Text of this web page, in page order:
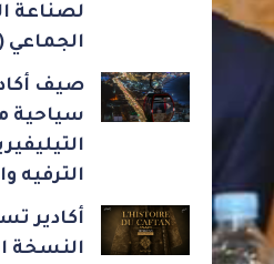
لصناعة
الجماعي
سياحية
الترفيه
أكادير
النسخة